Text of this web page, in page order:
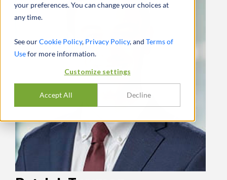
your preferences. You can change your choices at
any time.
See ourCookie Policy, Privacy Policy, and Terms of
Usefor more information.
Customize settings
Accept All Decline